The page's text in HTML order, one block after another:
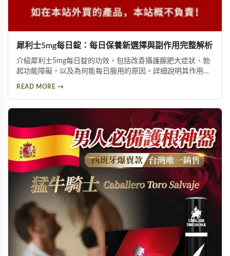
犀利士5mg每日錠：每日保養新選擇與副作用完整解析
介紹犀利士5mg每日錠的功效，包括改善攝護腺肥大症狀、勃
起功能障礙，以及為何能每日服用的原因。詳細說明其作用機
READ MORE →